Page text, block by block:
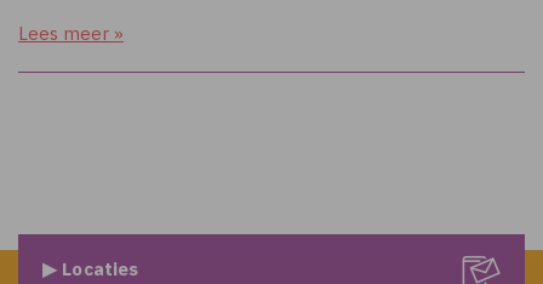
Lees meer »
▶ Locaties